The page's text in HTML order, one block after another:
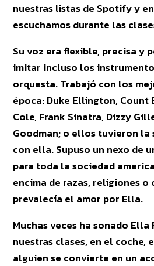
nuestras listas de Spotify y
escuchamos durante las
Su voz era flexible, precisa y
imitar incluso los
orquesta. Trabajó con los
época: Duke Ellington, Count
Cole, Frank Sinatra, Dizzy
Goodman; o ellos tuvieron
con ella. Supuso un nexo de
para toda la sociedad
encima de razas, religiones o
prevalecía el amor por Ella.
Muchas veces ha sonado
nuestras clases, en el coche,
alguien se convierte en un